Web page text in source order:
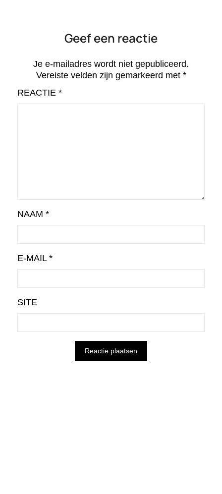
Geef een reactie
Je e-mailadres wordt niet gepubliceerd.
Vereiste velden zijn gemarkeerd met *
REACTIE *
NAAM *
E-MAIL *
SITE